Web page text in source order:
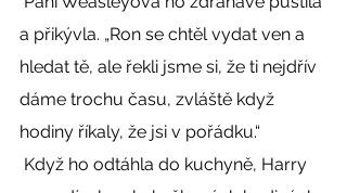
a přikývla. „Ron se chtěl vydat ven a
hledat tě, ale řekli jsme si, že ti nejdřív
dáme trochu času, zvláště když
hodiny říkaly, že jsi v pořádku.“